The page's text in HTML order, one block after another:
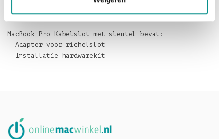
MacBook Pro Kabelslot met sleutel bevat:
- Adapter voor richelslot
- Installatie hardwarekit